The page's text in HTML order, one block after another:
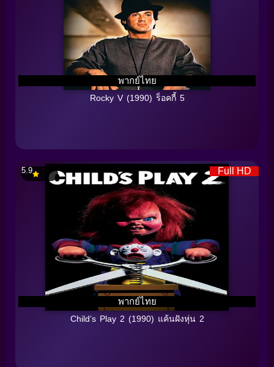
พากย์ไทย
Rocky V (1990) ร็อคกี้ 5
Full HD
พากย์ไทย
5.9
Child’s Play 2 (1990) แค้นฝังหุ่น 2